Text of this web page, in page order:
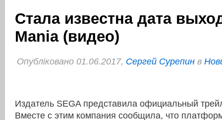
Стала известна дата
Mania (видео)
Опубліковано 01.06.2017, Сергей Сурепин в
Издатель SEGA представила официальный
Вместе с этим компания сообщила, что